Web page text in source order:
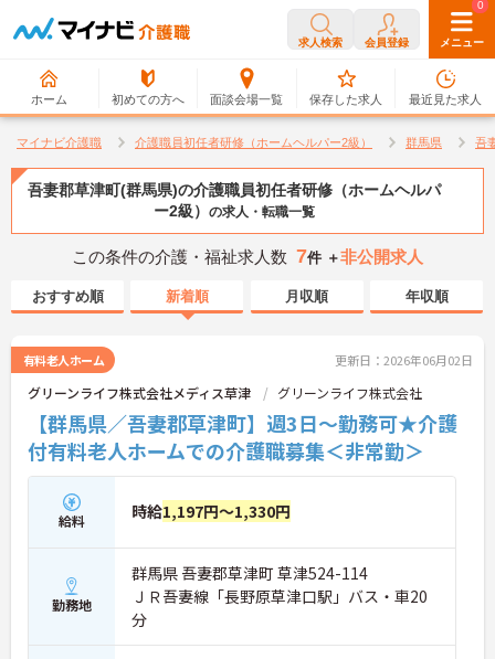
求人検索 会員登録 メニュー
ホーム 初めての方へ 面談会場一覧
0
保存した求人
0
最近見た求人
マイナビ介護職 介護職員初任者研修（ホームヘルパー2級） 群馬県 吾
吾妻郡草津町(群馬県)の介護職員初任者研修（ホームヘルパ
ー2級） の求人・転職一覧
この条件の介護・福祉求人数 7件 ＋非公開求人
おすすめ順 新着順 月収順 年収順
有料老人ホーム 更新日：2026年06月02日
グリーンライフ株式会社メディス草津 グリーンライフ株式会社
【群馬県／吾妻郡草津町】週3日～勤務可★介護
付有料老人ホームでの介護職募集＜非常勤＞
給料 時給1,197円～1,330円
勤務地
群馬県 吾妻郡草津町 草津524-114
ＪＲ吾妻線「長野原草津口駅」バス・車20
分